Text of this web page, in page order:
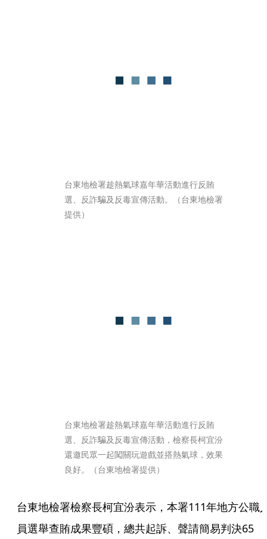
台東地檢署趁熱氣球嘉年華活動進行反賄
選、反詐騙及反毒宣傳活動。（台東地檢署
提供）
台東地檢署趁熱氣球嘉年華活動進行反賄
選、反詐騙及反毒宣傳活動，檢察長柯宜汾
還邀民眾一起闖關玩遊戲並搭熱氣球，效果
良好。（台東地檢署提供）
台東地檢署檢察長柯宜汾表示，本署111年地方公職
員選舉查賄成果豐碩，總共起訴、聲請簡易判決65